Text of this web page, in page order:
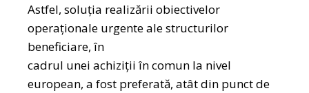
Astfel, soluția realizării obiectivelor
operaționale urgente ale structurilor
beneficiare, în
cadrul unei achiziții în comun la nivel
european, a fost preferată, atât din punct de